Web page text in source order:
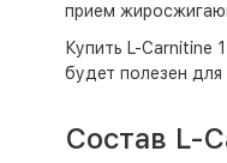
прием
Купить L-Carnitine
будет полезен
Состав L-